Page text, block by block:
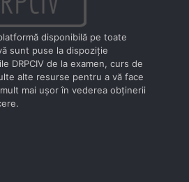
disponibilă pe toate
sunt puse la dispoziţie
DRPCIV de la examen, curs de
alte resurse pentru a vă face
mai uşor în vederea obţinerii